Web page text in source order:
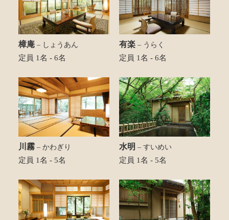
樟庵– しょうあん
定員 1名 - 6名
有楽 – うらく
定員 1名 - 6名
川霧– かわぎり
定員 1名 - 5名
水明 – すいめい
定員 1名 - 5名